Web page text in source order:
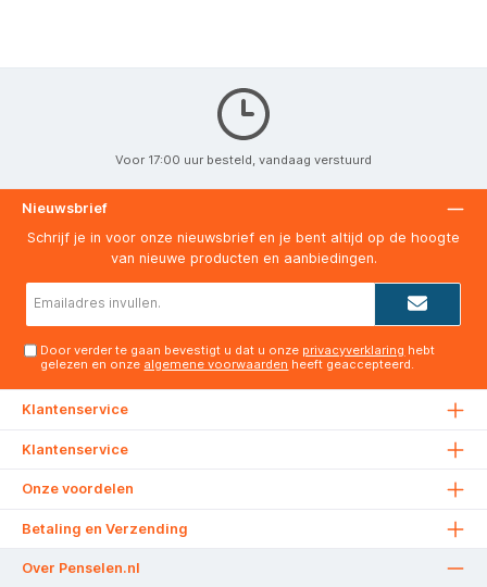
Voor 17:00 uur besteld, vandaag verstuurd
Nieuwsbrief
Schrijf je in voor onze nieuwsbrief en je bent altijd op de hoogte
van nieuwe producten en aanbiedingen.
Door verder te gaan bevestigt u dat u onze privacyverklaring hebt
gelezen en onze algemene voorwaarden heeft geaccepteerd.
Klantenservice
Klantenservice
Onze voordelen
Betaling en Verzending
Over Penselen.nl